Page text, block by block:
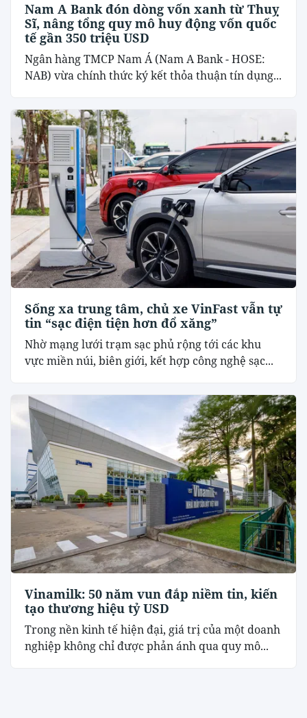
Nam A Bank đón dòng vốn xanh từ Thuỵ
Sĩ, nâng tổng quy mô huy động vốn quốc
tế gần 350 triệu USD
Ngân hàng TMCP Nam Á (Nam A Bank - HOSE:
NAB) vừa chính thức ký kết thỏa thuận tín dụng...
Sống xa trung tâm, chủ xe VinFast vẫn tự
tin “sạc điện tiện hơn đổ xăng”
Nhờ mạng lưới trạm sạc phủ rộng tới các khu
vực miền núi, biên giới, kết hợp công nghệ sạc...
Vinamilk: 50 năm vun đắp niềm tin, kiến
tạo thương hiệu tỷ USD
Trong nền kinh tế hiện đại, giá trị của một doanh
nghiệp không chỉ được phản ánh qua quy mô...